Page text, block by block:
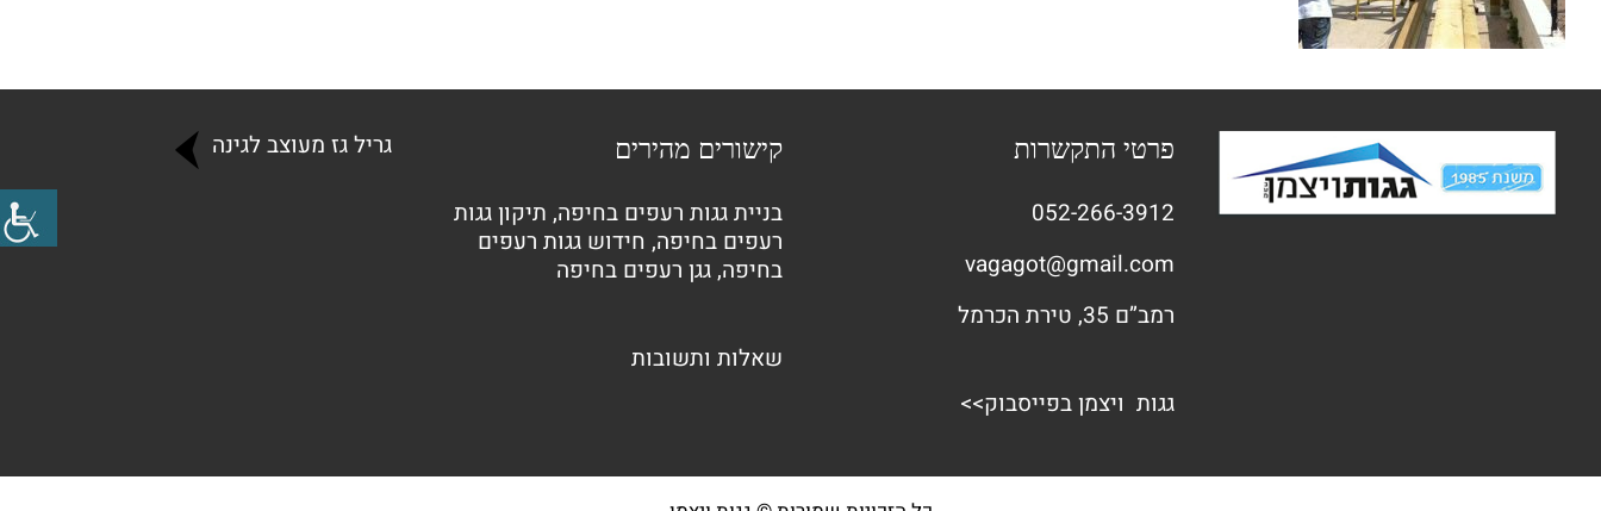
פרטי התקשרות
052-266-3912
vagagot@gmail.com
רמב”ם 35, טירת הכרמל
גגות ויצמן בפייסבוק>>
קישורים מהירים
בניית גגות רעפים בחיפה, תיקון גגות
רעפים בחיפה, חידוש גגות רעפים
בחיפה,גגן רעפים בחיפה
שאלות ותשובות
גריל גז מעוצב לגינה